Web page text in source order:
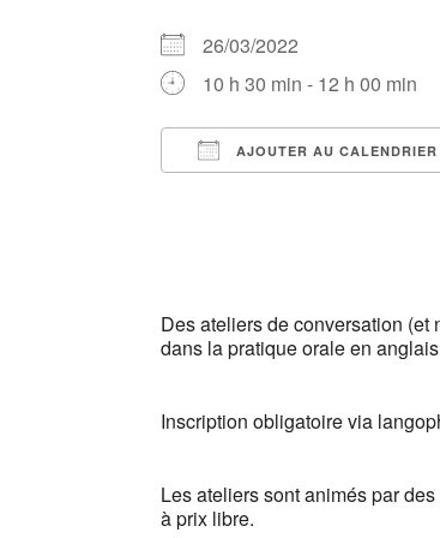
26/03/2022
10 h 30 min - 12 h 00 min
AJOUTER AU CALENDRIER
Des ateliers de conversation (et
dans la pratique orale en
Inscription obligatoire via
Les ateliers sont animés par
à prix libre.